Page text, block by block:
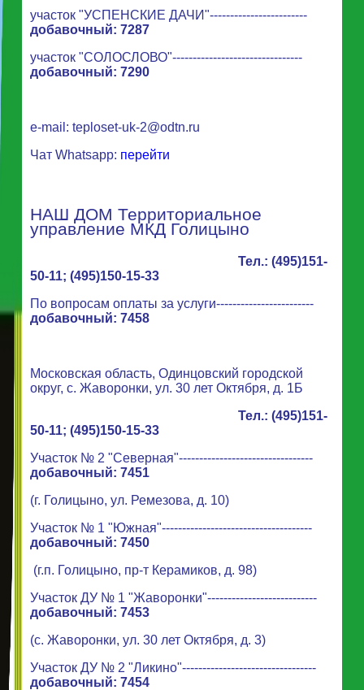
участок "УСПЕНСКИЕ ДАЧИ"------------------------
добавочный: 7287
участок "СОЛОСЛОВО"--------------------------------
добавочный: 7290
e-mail: teploset-uk-2@odtn.ru
Чат Whatsapp: перейти
НАШ ДОМ Территориальное
управление МКД Голицыно
Тел.: (495)151-
50-11; (495)150-15-33
По вопросам оплаты за услуги------------------------
добавочный: 7458
Московская область, Одинцовский городской
округ, с. Жаворонки, ул. 30 лет Октября, д. 1Б
Тел.: (495)151-
50-11; (495)150-15-33
Участок № 2 "Северная"---------------------------------
добавочный: 7451
(г. Голицыно, ул. Ремезова, д. 10)
Участок № 1 "Южная"-------------------------------------
добавочный: 7450
(г.п. Голицыно, пр-т Керамиков, д. 98)
Участок ДУ № 1 "Жаворонки"---------------------------
добавочный: 7453
(с. Жаворонки, ул. 30 лет Октября, д. 3)
Участок ДУ № 2 "Ликино"---------------------------------
добавочный: 7454